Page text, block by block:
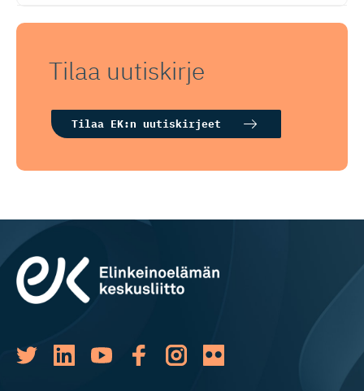
Tilaa uutiskirje
Tilaa EK:n uutiskirjeet